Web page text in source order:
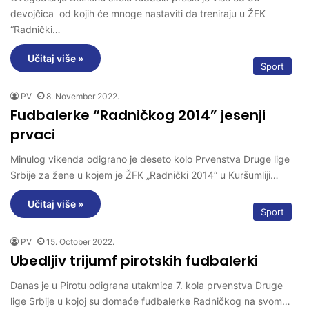
devojčica od kojih će mnoge nastaviti da treniraju u ŽFK
“Radnički…
Učitaj više »
Sport
PV 8. November 2022.
Fudbalerke “Radničkog 2014” jesenji
prvaci
Minulog vikenda odigrano je deseto kolo Prvenstva Druge lige
Srbije za žene u kojem je ŽFK „Radnički 2014“ u Kuršumliji…
Učitaj više »
Sport
PV 15. October 2022.
Ubedljiv trijumf pirotskih fudbalerki
Danas je u Pirotu odigrana utakmica 7. kola prvenstva Druge
lige Srbije u kojoj su domaće fudbalerke Radničkog na svom…